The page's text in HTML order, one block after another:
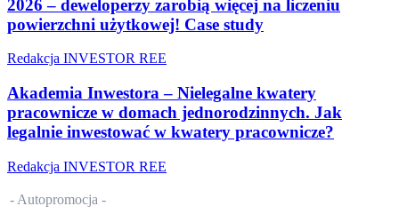
2026 – deweloperzy zarobią więcej na liczeniu
powierzchni użytkowej! Case study
Redakcja INVESTOR REE
Akademia Inwestora – Nielegalne kwatery
pracownicze w domach jednorodzinnych. Jak
legalnie inwestować w kwatery pracownicze?
Redakcja INVESTOR REE
- Autopromocja -